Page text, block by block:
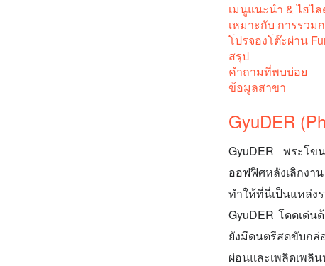
เมนูแนะนำ & ไฮไ
เหมาะกับ การรว
โปรจองโต๊ะผ่าน
สรุป
คำถามที่พบบ่อย
ข้อมูลสาขา
GyuDER
GyuDER พระโข
ออฟฟิศหลังเลิกงา
ทำให้ที่นี่เป็นแหล่
GyuDER โดดเด่
ยังมีดนตรีสดขับก
ผ่อนและเพลิดเพลิ